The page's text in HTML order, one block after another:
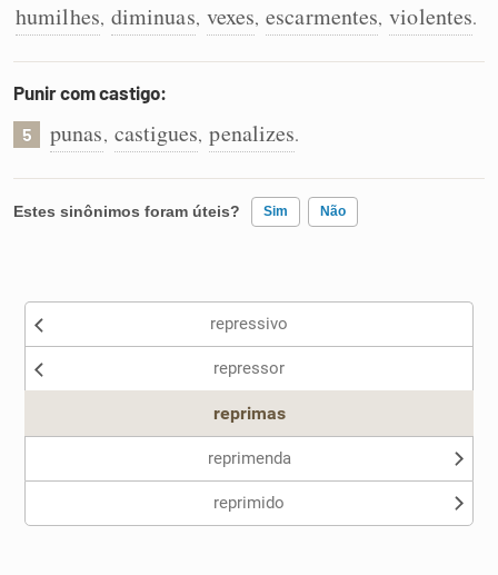
humilhes, diminuas, vexes, escarmentes, violentes.
Punir com castigo:
5 punas, castigues, penalizes.
Estes sinônimos foram úteis? Sim Não
Nenhum dos sinônimos apresentados me ajudou
repressivo
repressor
reprimas
reprimenda
reprimido